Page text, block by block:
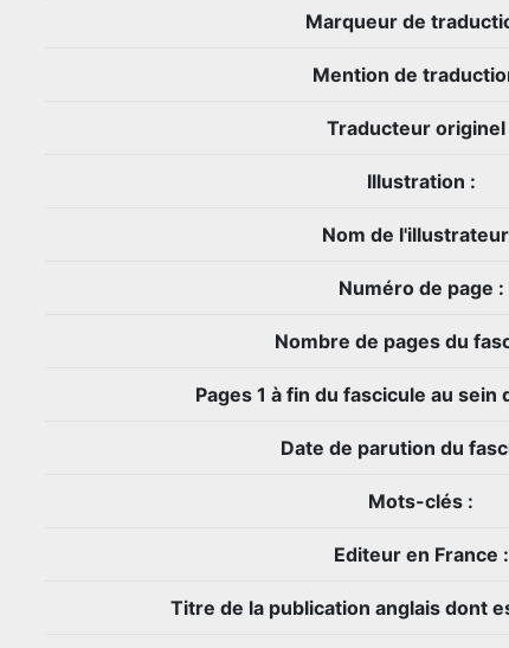
Marqueur de
Mention de
Traducteur originel
Illustration :
Nom de
Numéro de page :
Nombre de pages du
Pages 1 à fin du fascicule au sein
Date de parution du
Mots-clés :
Editeur en France :
Titre de la publication anglais dont